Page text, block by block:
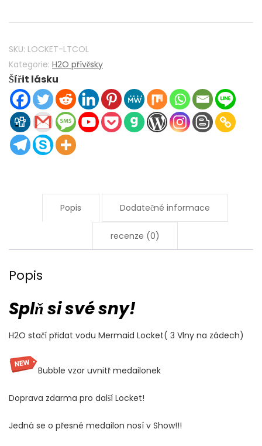
vodu
Mermaids
H2O
Locket
925
Sterling
Silver
s
Light
SKU: LOCKET-LTCOL
Kategorie: H2O přívěsky
Šířit lásku
Popis Dodatečné informace
recenze (0)
Popis
Splň si své sny!
H2O stačí přidat vodu Mermaid Locket( 3 Vlny na zádech)
Bubble vzor uvnitř medailonek
Doprava zdarma pro další Locket!
Jedná se o přesné medailon nosí v Show!!!